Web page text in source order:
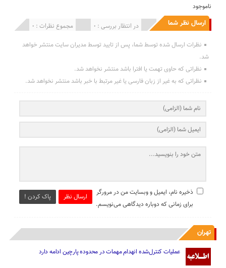
ناموجود
ارسال نظر شما مجموع نظرات : 0 در انتظار بررسی : 0 انتشار یافته : 0
نظرات ارسال شده توسط شما، پس از تایید توسط مدیران سایت منتشر خواهد
شد.
نظراتی که حاوی تهمت یا افترا باشد منتشر نخواهد شد.
نظراتی که به غیر از زبان فارسی یا غیر مرتبط با خبر باشد منتشر نخواهد شد.
ارسال نظر پاک کردن !
ذخیره نام، ایمیل و وبسایت من در مرورگر
برای زمانی که دوباره دیدگاهی می‌نویسم.
تهران
عملیات کنترل‌شده انهدام مهمات در محدوده پارچین ادامه دارد